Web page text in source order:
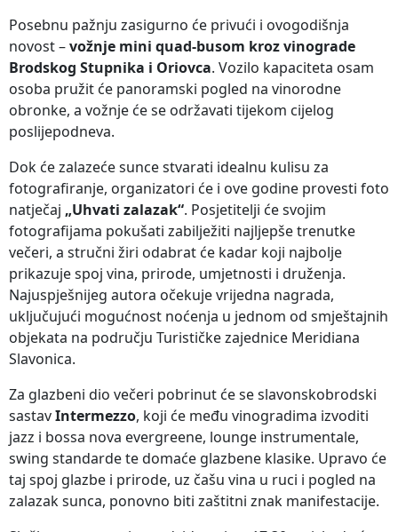
Posebnu pažnju zasigurno će privući i ovogodišnja
novost –vožnje mini quad-busom kroz vinograde
Brodskog Stupnika i Oriovca. Vozilo kapaciteta osam
osoba pružit će panoramski pogled na vinorodne
obronke, a vožnje će se održavati tijekom cijelog
poslijepodneva.
Dok će zalazeće sunce stvarati idealnu kulisu za
fotografiranje, organizatori će i ove godine provesti foto
natječaj „Uhvati zalazak“. Posjetitelji će svojim
fotografijama pokušati zabilježiti najljepše trenutke
večeri, a stručni žiri odabrat će kadar koji najbolje
prikazuje spoj vina, prirode, umjetnosti i druženja.
Najuspješnijeg autora očekuje vrijedna nagrada,
uključujući mogućnost noćenja u jednom od smještajnih
objekata na području Turističke zajednice Meridiana
Slavonica.
Za glazbeni dio večeri pobrinut će se slavonskobrodski
sastavIntermezzo, koji će među vinogradima izvoditi
jazz i bossa nova evergreene, lounge instrumentale,
swing standarde te domaće glazbene klasike. Upravo će
taj spoj glazbe i prirode, uz čašu vina u ruci i pogled na
zalazak sunca, ponovno biti zaštitni znak manifestacije.